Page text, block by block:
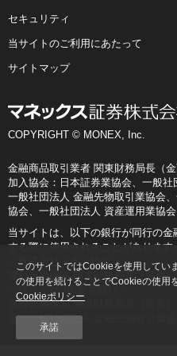
セキュリティ
当サイトのご利用にあたって
サイトマップ
COPYRIGHT © MONEX, Inc.
金融商品取引業者 関東財務局長（
加入協会：日本証券業協会、一般社
一般社団法人 金融先物取引業協会
協会、一般社団法人 資産運用業協会
当サイトは、以下の銀行が同行の
する際に使用されることがあります。
＜株式会社イオン銀行＞
登録金融機関 関東財務局長（登金
＜株式会社SBI新生銀行＞
登録金融機関 関東財務局長（登金
会、一般社団法人 金融先物取引業協
このサイトではCookieを使用してい
の使用を続けることでCookieの使用
Cookieポリシー
承諾